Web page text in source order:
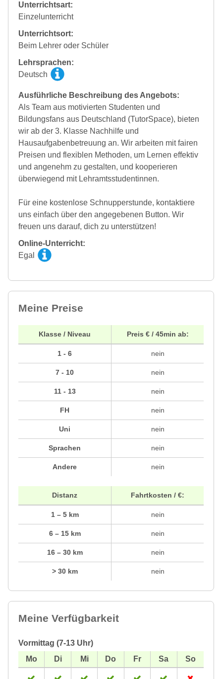
Unterrichtsart:
Einzelunterricht
Unterrichtsort:
Beim Lehrer oder Schüler
Lehrsprachen:
Deutsch
Ausführliche Beschreibung des Angebots:
Als Team aus motivierten Studenten und
Bildungsfans aus Deutschland (TutorSpace), bieten
wir ab der 3. Klasse Nachhilfe und
Hausaufgabenbetreuung an. Wir arbeiten mit fairen
Preisen und flexiblen Methoden, um Lernen effektiv
und angenehm zu gestalten, und kooperieren
überwiegend mit Lehramtsstudentinnen.
Für eine kostenlose Schnupperstunde, kontaktiere
uns einfach über den angegebenen Button. Wir
freuen uns darauf, dich zu unterstützen!
Online-Unterricht:
Egal
Meine Preise
Klasse / Niveau
1 - 6
7 - 10
11 - 13
FH
Uni
Sprachen
Andere
Preis € / 45min ab:
nein
nein
nein
nein
nein
nein
nein
Distanz
1 – 5 km
6 – 15 km
16 – 30 km
> 30 km
Fahrtkosten / €:
nein
nein
nein
nein
Meine Verfügbarkeit
Vormittag (7-13 Uhr)